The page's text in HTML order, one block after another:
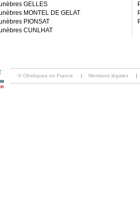
GELLES
MONTEL DE GELAT
PIONSAT
CUNLHAT
© Obsèques en France | Mentions légales |